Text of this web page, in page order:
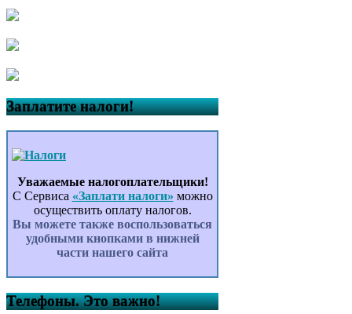
Заплатите налоги!
Уважаемые налогоплательщики!
С Сервиса «Заплати налоги» можно
осуществить оплату налогов.
Вы можете также воспользоваться
удобными кнопками в нижней
части нашего сайта
Телефоны. Это важно!